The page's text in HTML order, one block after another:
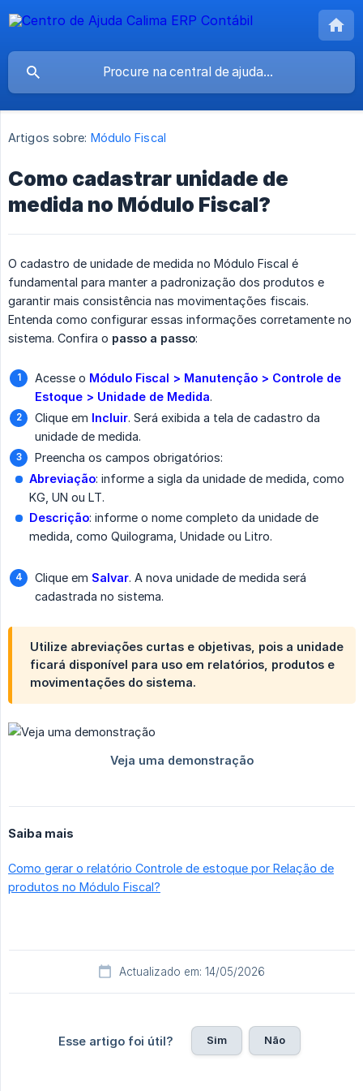
Artigos sobre: Módulo Fiscal
Como cadastrar unidade de
medida no Módulo Fiscal?
O cadastro de unidade de medida no Módulo Fiscal é
fundamental para manter a padronização dos produtos e
garantir mais consistência nas movimentações fiscais.
Entenda como configurar essas informações corretamente no
sistema. Confira o passo a passo:
Acesse o Módulo Fiscal > Manutenção > Controle de
Estoque > Unidade de Medida.
Clique em Incluir. Será exibida a tela de cadastro da
unidade de medida.
Preencha os campos obrigatórios:
Abreviação: informe a sigla da unidade de medida, como
KG, UN ou LT.
Descrição: informe o nome completo da unidade de
medida, como Quilograma, Unidade ou Litro.
Clique em Salvar. A nova unidade de medida será
cadastrada no sistema.
Utilize abreviações curtas e objetivas, pois a unidade
ficará disponível para uso em relatórios, produtos e
movimentações do sistema.
Saiba mais
Como gerar o relatório Controle de estoque por Relação de
produtos no Módulo Fiscal?
Actualizado em: 14/05/2026
Esse artigo foi útil? Sim Não